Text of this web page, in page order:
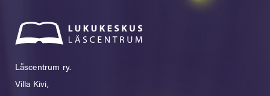
Läscentrum ry.
Villa Kivi,